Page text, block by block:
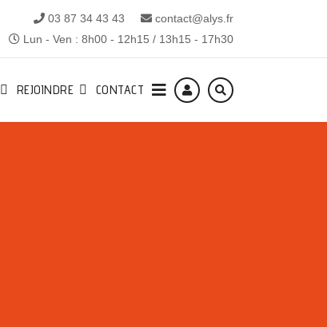
03 87 34 43 43
contact@alys.fr
Lun - Ven : 8h00 - 12h15 / 13h15 - 17h30
REJOINDRE CONTACT